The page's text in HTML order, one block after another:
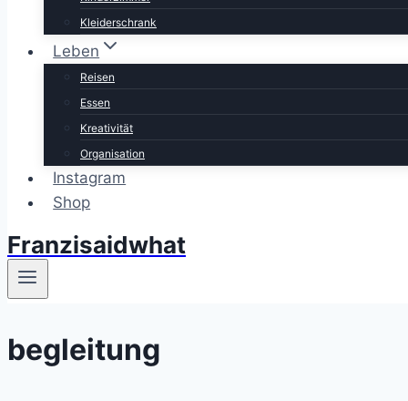
Kleiderschrank
Leben
Reisen
Essen
Kreativität
Organisation
Instagram
Shop
Franzisaidwhat
begleitung